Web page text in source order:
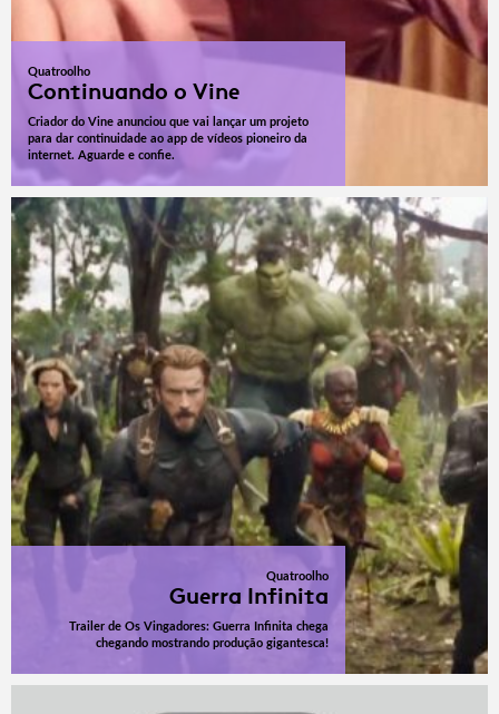
Quatroolho
Continuando o Vine
Criador do Vine anunciou que vai lançar um projeto
para dar continuidade ao app de vídeos pioneiro da
internet. Aguarde e confie.
Quatroolho
Guerra Infinita
Trailer de Os Vingadores: Guerra Infinita chega
chegando mostrando produção gigantesca!